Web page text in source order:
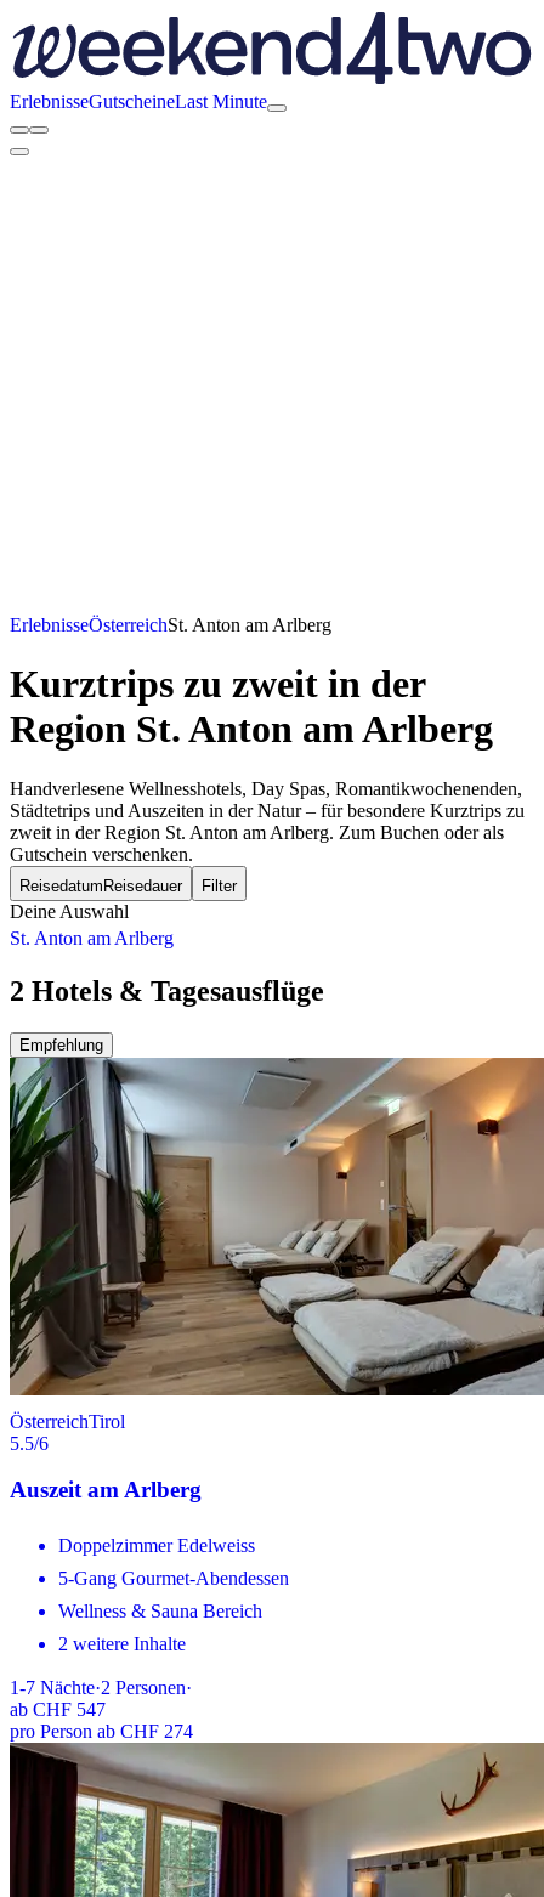
ErlebnisseGutscheineLast Minute
ErlebnisseÖsterreichSt. Anton am Arlberg
Kurztrips zu zweit in der
Region St. Anton am Arlberg
Handverlesene Wellnesshotels, Day Spas, Romantikwochenenden,
Städtetrips und Auszeiten in der Natur – für besondere Kurztrips zu
zweit in der Region St. Anton am Arlberg. Zum Buchen oder als
Gutschein verschenken.
Reisedatum Reisedauer Filter
Deine Auswahl
St. Anton am Arlberg
2 Hotels & Tagesausflüge
Empfehlung
ÖsterreichTirol
5.5/6
Auszeit am Arlberg
Doppelzimmer Edelweiss
5-Gang Gourmet-Abendessen
Wellness & Sauna Bereich
2 weitere Inhalte
1-7 Nächte·2 Personen·
ab CHF 547
pro Person ab CHF 274